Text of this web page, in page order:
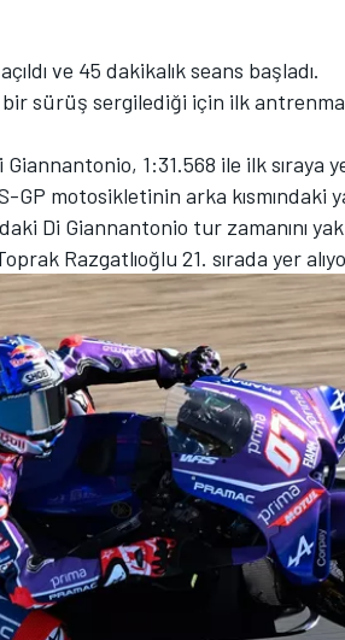
ve 45 dakikalık seans başladı.
sürüş sergilediği için ilk
Giannantonio, 1:31.568 ile ilk sıraya
motosikletinin arka kısmındaki
Di Giannantonio tur zamanını
Razgatlıoğlu 21. sırada yer